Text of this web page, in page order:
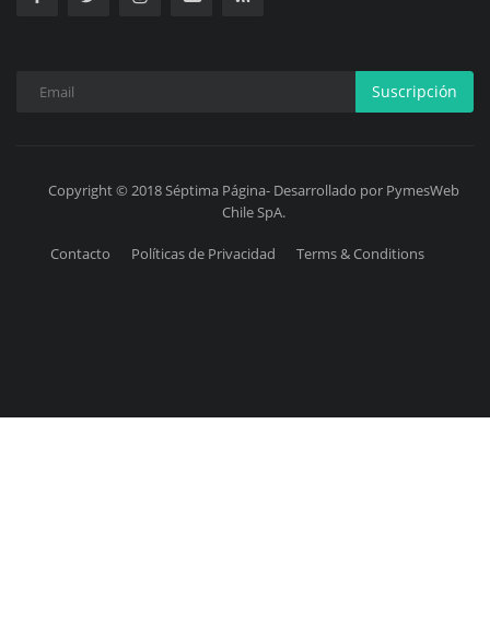
Suscripción
Copyright © 2018 Séptima Página- Desarrollado por PymesWeb
Chile SpA.
Contacto Políticas de Privacidad Terms & Conditions